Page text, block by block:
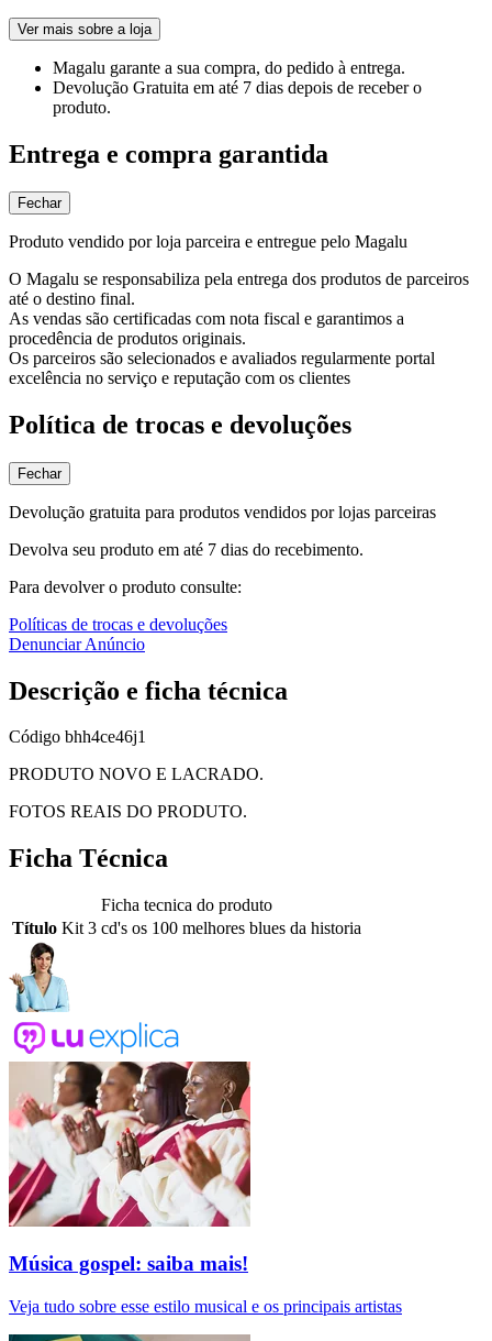
Ver mais sobre a loja
Magalu garante a sua compra, do pedido à entrega.
Devolução Gratuita em até 7 dias depois de receber o
produto.
Entrega e compra garantida
Fechar
Produto vendido por loja parceira e entregue pelo Magalu
O Magalu se responsabiliza pela entrega dos produtos de parceiros
até o destino final.
As vendas são certificadas com nota fiscal e garantimos a
procedência de produtos originais.
Os parceiros são selecionados e avaliados regularmente portal
excelência no serviço e reputação com os clientes
Política de trocas e devoluções
Fechar
Devolução gratuita para produtos vendidos por lojas parceiras
Devolva seu produto em até 7 dias do recebimento.
Para devolver o produto consulte:
Políticas de trocas e devoluções
Denunciar Anúncio
Descrição e ficha técnica
Código bhh4ce46j1
PRODUTO NOVO E LACRADO.
FOTOS REAIS DO PRODUTO.
Ficha Técnica
Ficha tecnica do produto
Título Kit 3 cd's os 100 melhores blues da historia
Música gospel: saiba mais!
Veja tudo sobre esse estilo musical e os principais artistas